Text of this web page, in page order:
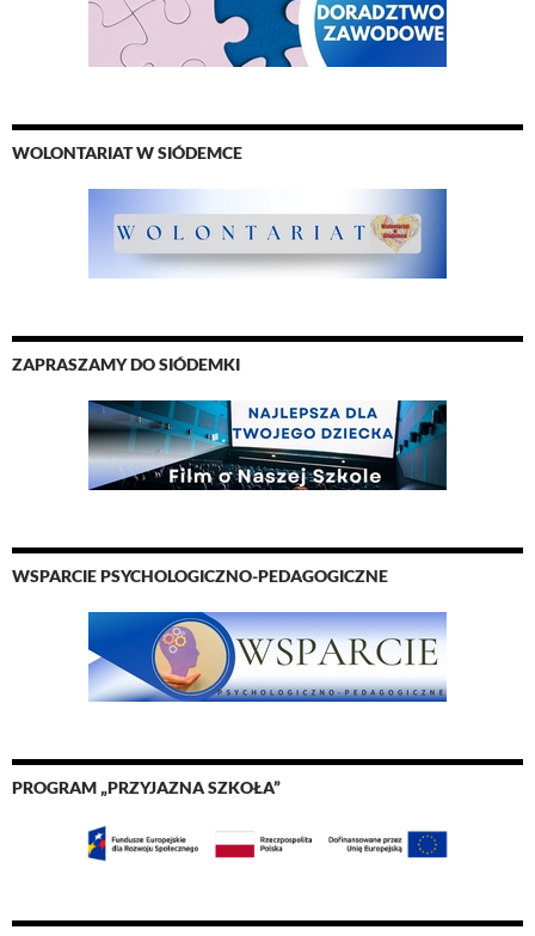
WOLONTARIAT W SIÓDEMCE
ZAPRASZAMY DO SIÓDEMKI
WSPARCIE PSYCHOLOGICZNO-PEDAGOGICZNE
PROGRAM „PRZYJAZNA SZKOŁA”